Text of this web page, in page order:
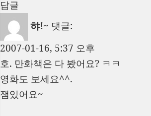
답글
햐!~ 댓글:
2007-01-16, 5:37 오후
호. 만화책은 다 봤어요? ㅋㅋ
영화도 보세요^^.
잼있어요~